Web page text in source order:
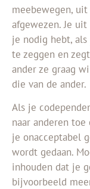
meebewegen,
afgewezen. Je uit
je nodig hebt,
te zeggen en
ander ze graag
die van de ander.
Als je
naar anderen
je onacceptabel
wordt gedaan.
inhouden dat je
bijvoorbeeld